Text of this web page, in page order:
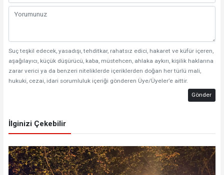
Suç teşkil edecek, yasadışı, tehditkar, rahatsız edici, hakaret ve küfür içeren,
aşağılayıcı, küçük düşürücü, kaba, müstehcen, ahlaka aykırı, kişilik haklarına
zarar verici ya da benzeri niteliklerde içeriklerden doğan her türlü mali,
hukuki, cezai, idari sorumluluk içeriği gönderen Üye/Üyeler’e aittir.
Gönder
İlginizi Çekebilir